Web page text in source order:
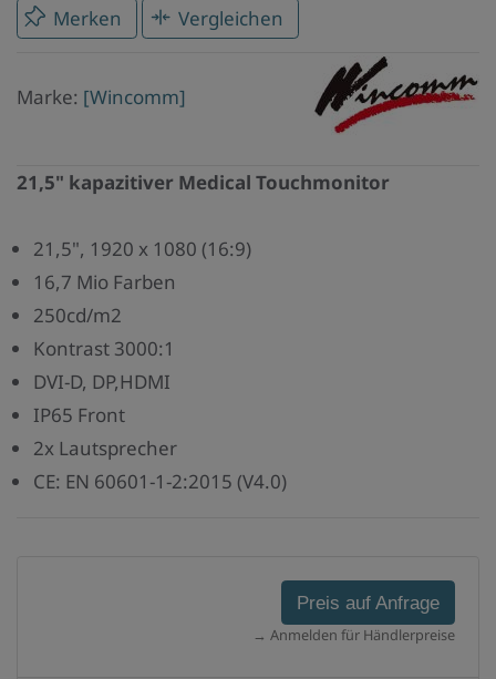
Merken Vergleichen
Marke: [Wincomm]
Marke
Wincomm
21,5" kapazitiver Medical Touchmonitor
21,5", 1920 x 1080 (16:9)
16,7 Mio Farben
250cd/m2
Kontrast 3000:1
DVI-D, DP,HDMI
IP65 Front
2x Lautsprecher
CE: EN 60601-1-2:2015 (V4.0)
Preis auf Anfrage
→ Anmelden für Händlerpreise